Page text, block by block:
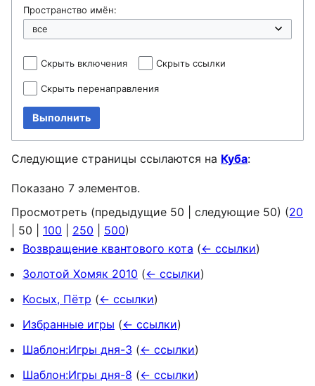
Пространство имён:
Скрыть включения Скрыть ссылки
Скрыть перенаправления
Выполнить
Следующие страницы ссылаются на Куба:
Показано 7 элементов.
Просмотреть (предыдущие 50 следующие 50) (20
50 100 250 500)
Возвращение квантового кота (← ссылки)
Золотой Хомяк 2010 (← ссылки)
Косых, Пётр (← ссылки)
Избранные игры (← ссылки)
Шаблон:Игры дня-3 (← ссылки)
Шаблон:Игры дня-8 (← ссылки)